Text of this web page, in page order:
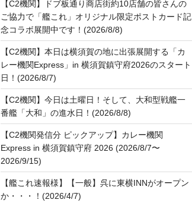
【C2機関】ドブ板通り商店街約10店舗の皆さんの
ご協力で「艦これ」オリジナル限定ポストカード記
念コラボ展開中です！(2026/8/8)
【C2機関】本日は横須賀の地に出張展開する「カ
レー機関Express」in 横須賀鎮守府2026のスタート
日！(2026/8/7)
【C2機関】今日は土曜日！そして、大和型戦艦一
番艦「大和」の進水日！(2026/8/8)
【C2機関発信分 ピックアップ】カレー機関
Express in 横須賀鎮守府 2026 (2026/8/7〜
2026/9/15)
【艦これ速報様】【一般】呉に東横INNがオープン
か・・・！(2026/4/7)